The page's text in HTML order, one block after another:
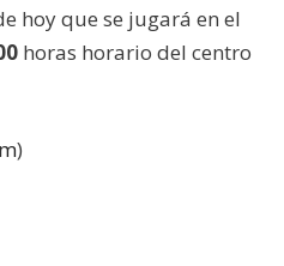
hoy que se jugará en el
horas horario del centro
)